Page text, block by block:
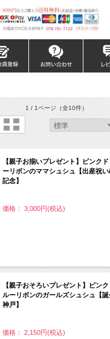
1 / 1ページ（全10件）
【親子お揃いプレゼント】ピンク
ーリボンのママシュシュ【出産祝
記念】
価格： 3,000円(税込)
【親子おそろいプレゼント】ピン
ルーリボンのガールズシュシュ【
神戸】
価格： 2,150円(税込)